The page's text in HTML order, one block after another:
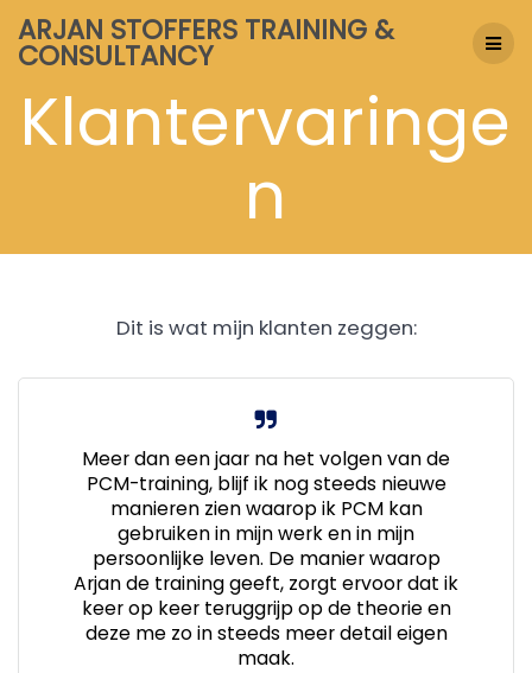
to
ARJAN STOFFERS TRAINING &
CONSULTANCY
Klantervaringe
n
Dit is wat mijn klanten zeggen:
Meer dan een jaar na het volgen van de
PCM-training, blijf ik nog steeds nieuwe
manieren zien waarop ik PCM kan
gebruiken in mijn werk en in mijn
persoonlijke leven. De manier waarop
Arjan de training geeft, zorgt ervoor dat ik
keer op keer teruggrijp op de theorie en
deze me zo in steeds meer detail eigen
maak.